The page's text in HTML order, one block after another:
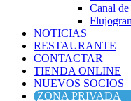
Canal
NOTICIAS
RESTAURANTE
CONTACTAR
TIENDA ONLINE
NUEVOS SOCIOS
ZONA PRIVADA